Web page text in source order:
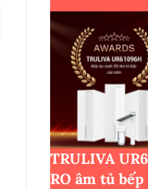
TRULIVA
RO âm tủ bếp